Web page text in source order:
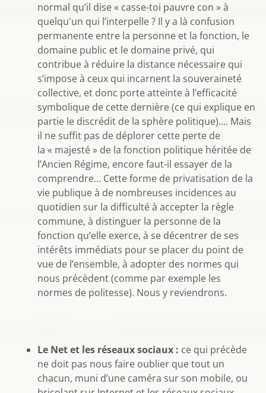
normal qu’il dise « casse-toi pauvre con » à
quelqu'un qui l’interpelle ? Il y a là confusion
permanente entre la personne et la fonction, le
domaine public et le domaine privé, qui
contribue à réduire la distance nécessaire qui
s’impose à ceux qui incarnent la souveraineté
collective, et donc porte atteinte à l’efficacité
symbolique de cette dernière (ce qui explique en
partie le discrédit de la sphère politique).... Mais
il ne suffit pas de déplorer cette perte de
la « majesté » de la fonction politique héritée de
l’Ancien Régime, encore faut-il essayer de la
comprendre... Cette forme de privatisation de la
vie publique à de nombreuses incidences au
quotidien sur la difficulté à accepter la règle
commune, à distinguer la personne de la
fonction qu’elle exerce, à se décentrer de ses
intérêts immédiats pour se placer du point de
vue de l’ensemble, à adopter des normes qui
nous précèdent (comme par exemple les
normes de politesse). Nous y reviendrons.
Le Net et les réseaux sociaux : ce qui précède
ne doit pas nous faire oublier que tout un
chacun, muni d’une caméra sur son mobile, ou